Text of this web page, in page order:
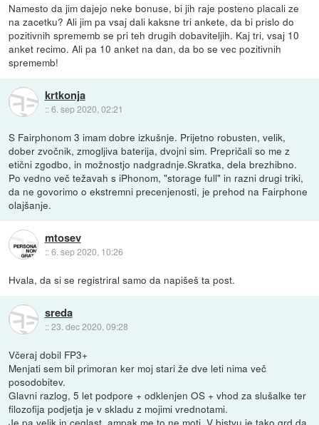
Namesto da jim dajejo neke bonuse, bi jih raje posteno placali ze
na zacetku? Ali jim pa vsaj dali kaksne tri ankete, da bi prislo do
pozitivnih sprememb se pri teh drugih dobaviteljih. Kaj tri, vsaj 10
anket recimo. Ali pa 10 anket na dan, da bo se vec pozitivnih
sprememb!
krtkonja
::6. sep 2020, 02:21
S Fairphonom 3 imam dobre izkušnje. Prijetno robusten, velik,
dober zvočnik, zmogljiva baterija, dvojni sim. Prepričali so me z
etični zgodbo, in možnostjo nadgradnje.Skratka, dela brezhibno.
Po vedno več težavah s iPhonom, "storage full" in razni drugi triki,
da ne govorimo o ekstremni precenjenosti, je prehod na Fairphone
olajšanje.
mtosev
::6. sep 2020, 10:26
Hvala, da si se registriral samo da napišeš ta post.
sreda
::23. dec 2020, 09:28
Včeraj dobil FP3+
Menjati sem bil primoran ker moj stari že dve leti nima več
posodobitev.
Glavni razlog, 5 let podpore + odklenjen OS + vhod za slušalke ter
filozofija podjetja je v skladu z mojimi vrednotami.